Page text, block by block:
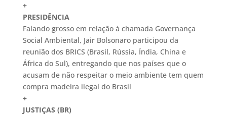
+
PRESIDÊNCIA
Falando grosso em relação à chamada Governança
Social Ambiental, Jair Bolsonaro participou da
reunião dos BRICS (Brasil, Rússia, Índia, China e
África do Sul), entregando que nos países que o
acusam de não respeitar o meio ambiente tem quem
compra madeira ilegal do Brasil
+
JUSTIÇAS (BR)